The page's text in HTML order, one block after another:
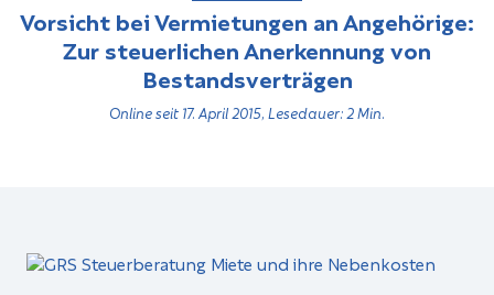
Vorsicht bei Vermietungen an Angehörige:
Zur steuerlichen Anerkennung von
Bestandsverträgen
Online seit 17. April 2015, Lesedauer: 2 Min.